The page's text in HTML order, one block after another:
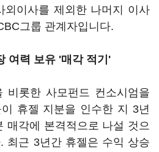
외이사를 제외한 나머지 이사
그룹 관계자입니다.
여력 보유 '매각 적기'
비롯한 사모펀드 컨소시엄을
휴젤 지분을 인수한 지 3년
매각에 본격적으로 나설 것으
최근 3년간 휴젤은 수익 상승